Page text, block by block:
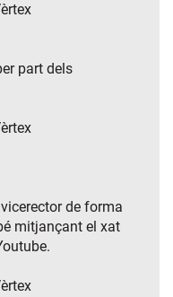
part dels
de forma
mitjançant el xat